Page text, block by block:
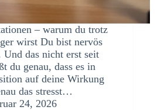
– warum du trotz
wirst Du bist nervös
Und das nicht erst seit
du genau, dass es in
auf deine Wirkung
das stresst…
24, 2026